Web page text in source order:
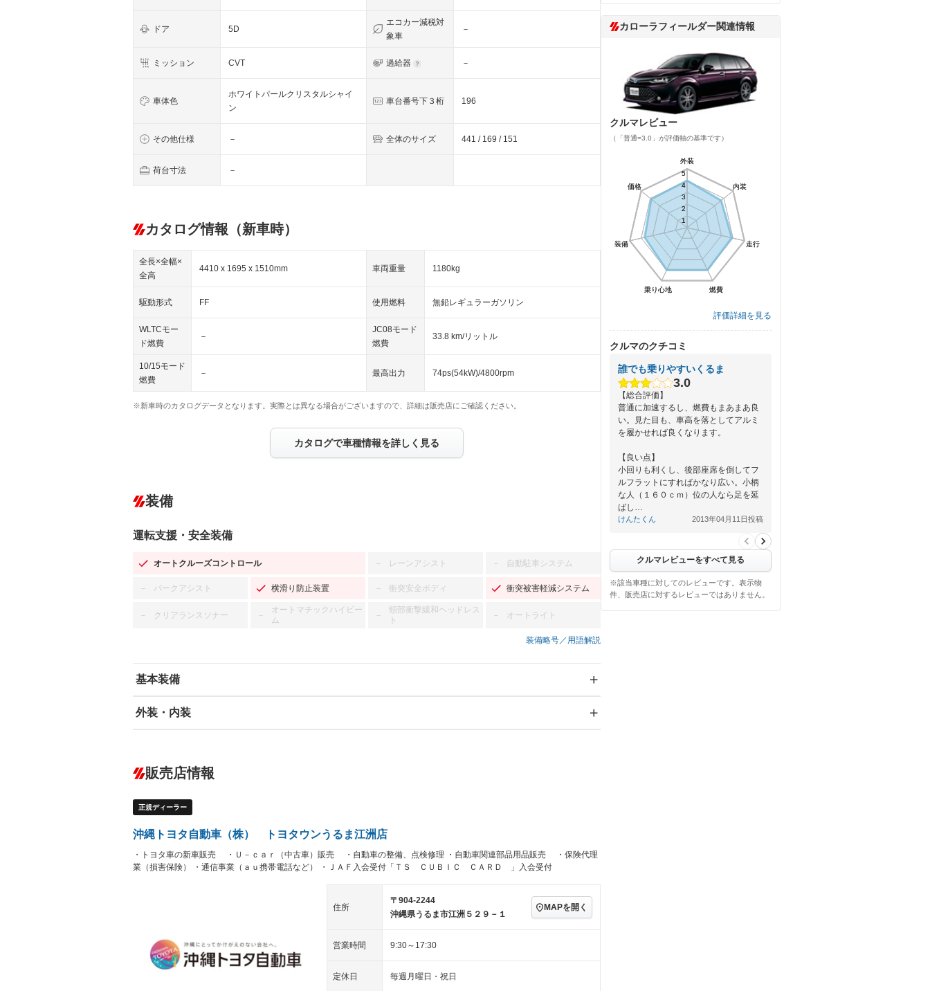
ドア 5D
エコカー減税対
象車
－
ミッション CVT 過給器 －
車体色
ホワイトパールクリスタルシャイ
ン
車台番号下３桁 196
その他仕様 － 全体のサイズ 441 / 169 / 151
荷台寸法 －
カタログ情報（新車時）
全長×全幅×
全高
4410 x 1695 x 1510mm 車両重量 1180kg
駆動形式 FF 使用燃料 無鉛レギュラーガソリン
WLTCモー
ド燃費
－
JC08モード
燃費
33.8 km/リットル
10/15モード
燃費
－ 最高出力 74ps(54kW)/4800rpm
※新車時のカタログデータとなります。実際とは異なる場合がございますので、詳細は販売店にご確認ください。
カタログで車種情報を詳しく見る
装備
運転支援・安全装備
オートクルーズコントロール － レーンアシスト － 自動駐車システム
－ パークアシスト 横滑り防止装置 － 衝突安全ボディ 衝突被害軽減システム
－ クリアランスソナー －
オートマチックハイビー
ム
－
頸部衝撃緩和ヘッドレス
ト
－ オートライト
装備略号／用語解説
基本装備
エアバッグ：運転席/助手席/サイド
－ ダウンヒルアシストコントロール
－ Bluetooth接続
レンタカーアップ 展示・試乗車 －
装備略号／用語解説
外装・内装
オーディオ：CDまたはCDチェンジャー／ミュージック
プレイヤー接続可
－
ヘッドライトウォッシャ
ー
LEDヘッドランプ HID(キセノンライト) －
ETC － エアロ スマートキー － ローダウン
チップアップシート オットマン 電動格納サードシート
フロントカメラ － シートエアコン
エアサスペンション
販売店情報
正規ディーラー
沖縄トヨタ自動車（株） トヨタウンうるま江洲店
・トヨタ車の新車販売 ・Ｕ－ｃａｒ（中古車）販売 ・自動車の整備、点検修理 ・自動車関連部品用品販売 ・保険代理
業（損害保険） ・通信事業（ａｕ携帯電話など） ・ＪＡＦ入会受付「ＴＳ ＣＵＢＩＣ ＣＡＲＤ 」入会受付
住所
〒904-2244
沖縄県うるま市江洲５２９－１
MAPを開く
営業時間 9:30～17:30
定休日 毎週月曜日・祝日
カローラフィールダー関連情報
クルマレビュー
（「普通=3.0」が評価軸の基準です）
外装
内装
走行
燃費
乗り心地
装備
価格
1
2
3
4
5
外装
内装
走行
燃費
乗り心地
装備
価格
1
2
3
4
5
評価詳細を見る
クルマのクチコミ
誰でも乗りやすいくるま
3.0
【総合評価】
普通に加速するし、燃費もまあまあ良
い。見た目も、車高を落としてアルミ
を履かせれば良くなります。
【良い点】
小回りも利くし、後部座席を倒してフ
ルフラットにすればかなり広い。小柄
な人（１６０ｃｍ）位の人なら足を延
ばし…
けんたくん 2013年04月11日投稿
クルマレビューをすべて見る
※該当車種に対してのレビューです。表示物
件、販売店に対するレビューではありません。